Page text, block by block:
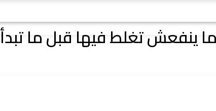
ينفعش تغلط فيها قبل ما تبدأ